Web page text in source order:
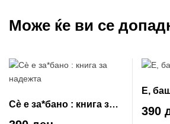
Може ќе ви се
Сè е за*бано : книга за
надежта
Е,
390